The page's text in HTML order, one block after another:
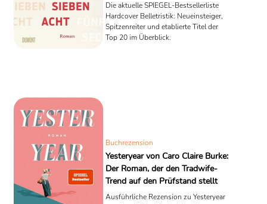
Die aktuelle SPIEGEL-Bestsellerliste
Hardcover Belletristik: Neueinsteiger,
Spitzenreiter und etablierte Titel der
Top 20 im Überblick.
Buchrezension
Yesteryear von Caro Claire Burke:
Der Roman, der den Tradwife-
Trend auf den Prüfstand stellt
Ausführliche Rezension zu Yesteryear